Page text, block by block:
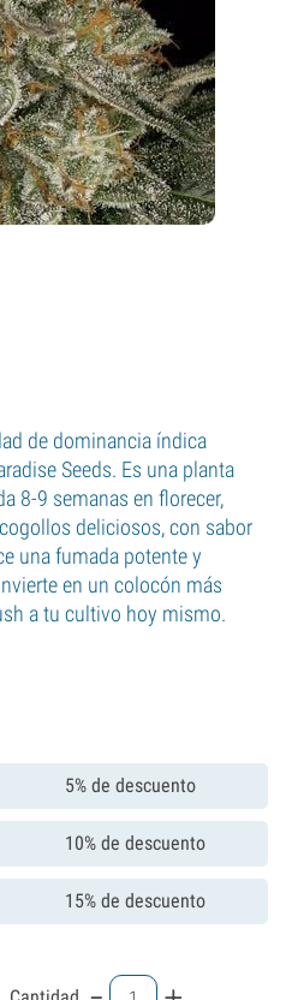
de dominancia índica
Seeds. Es una planta
8-9 semanas en florecer,
deliciosos, con sabor
una fumada potente y
en un colocón más
a tu cultivo hoy mismo.
5% de descuento
10% de descuento
15% de descuento